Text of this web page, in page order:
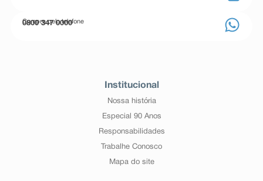
Compre pelo telefone
0800 347 0000
Institucional
Nossa história
Especial 90 Anos
Responsabilidades
Trabalhe Conosco
Mapa do site